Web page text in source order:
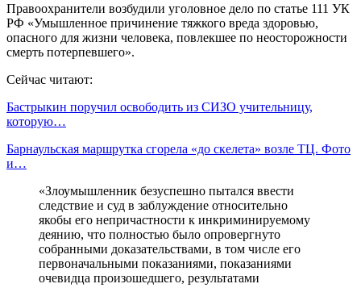
Правоохранители возбудили уголовное дело по статье 111 УК
РФ «Умышленное причинение тяжкого вреда здоровью,
опасного для жизни человека, повлекшее по неосторожности
смерть потерпевшего».
Сейчас читают:
Бастрыкин поручил освободить из СИЗО учительницу,
которую…
Барнаульская маршрутка сгорела «до скелета» возле ТЦ. Фото
и…
«Злоумышленник безуспешно пытался ввести
следствие и суд в заблуждение относительно
якобы его непричастности к инкриминируемому
деянию, что полностью было опровергнуто
собранными доказательствами, в том числе его
первоначальными показаниями, показаниями
очевидца произошедшего, результатами